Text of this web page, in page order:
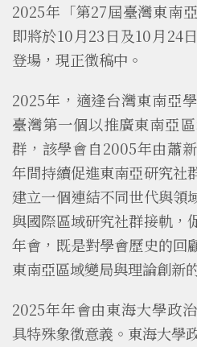
2025年「第27屆臺灣東南
即將於10月23日及10月24
登場，現正徵稿中。
2025年，適逢台灣東南亞
臺灣第一個以推廣東南亞
群，該學會自2005年由蕭
年間持續促進東南亞研究社
建立一個連結不同世代與領
與國際區域研究社群接軌，
年會，既是對學會歷史的回
東南亞區域變局與理論創新
2025年年會由東海大學政
具特殊象徵意義。東海大學